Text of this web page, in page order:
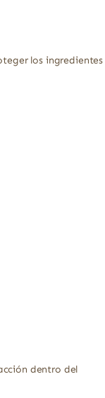
los ingredientes
dentro del